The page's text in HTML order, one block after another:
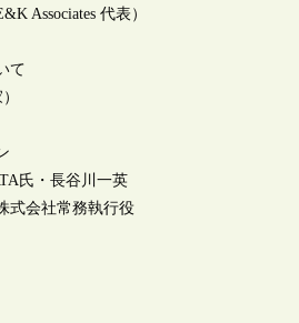
Associates 代表）
て
氏・長谷川一英
式会社常務執行役